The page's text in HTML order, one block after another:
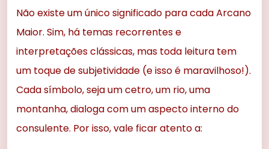
Não existe um único significado para cada Arcano
Maior. Sim, há temas recorrentes e
interpretações clássicas, mas toda leitura tem
um toque de subjetividade (e isso é maravilhoso!).
Cada símbolo, seja um cetro, um rio, uma
montanha, dialoga com um aspecto interno do
consulente. Por isso, vale ficar atento a: